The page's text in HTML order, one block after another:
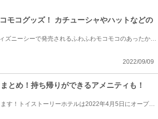
モコグッズ！ カチューシャやハットなどの
2022年10月6日(木)にディズニーランド・ディズニーシーで発売されるふわふわモコモコのあったかグッズ全...
2022/09/09
とめ！持ち帰りができるアメニティも！
トイストーリーホテルのアメニティを紹介します！トイストーリーホテルは2022年4月5日にオープンしたデ...